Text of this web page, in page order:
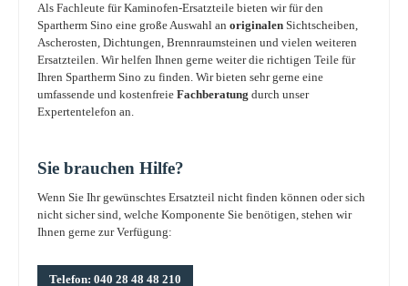
Als Fachleute für Kaminofen-Ersatzteile bieten wir für den
Spartherm Sino eine große Auswahl an originalen Sichtscheiben,
Ascherosten, Dichtungen, Brennraumsteinen und vielen weiteren
Ersatzteilen. Wir helfen Ihnen gerne weiter die richtigen Teile für
Ihren Spartherm Sino zu finden. Wir bieten sehr gerne eine
umfassende und kostenfreie Fachberatung durch unser
Expertentelefon an.
Sie brauchen Hilfe?
Wenn Sie Ihr gewünschtes Ersatzteil nicht finden können oder sich
nicht sicher sind, welche Komponente Sie benötigen, stehen wir
Ihnen gerne zur Verfügung:
Telefon: 040 28 48 48 210